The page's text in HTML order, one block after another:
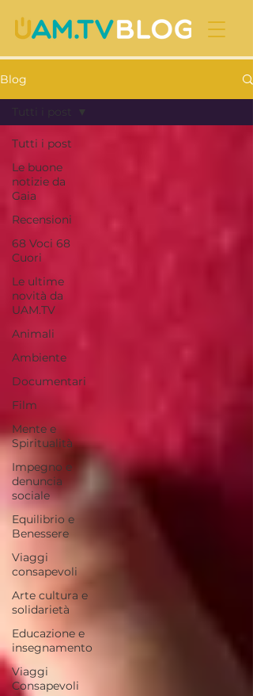
Blog
Tutti i post
Le buone
notizie da
Gaia
Recensioni
68 Voci 68
Cuori
Le ultime
novità da
UAM.TV
Animali
Ambiente
Documentari
Film
Mente e
Spiritualità
Impegno e
denuncia
sociale
Equilibrio e
Benessere
Viaggi
consapevoli
Arte cultura e
solidarietà
Educazione e
insegnamento
Viaggi
Consapevoli
Tutti i post